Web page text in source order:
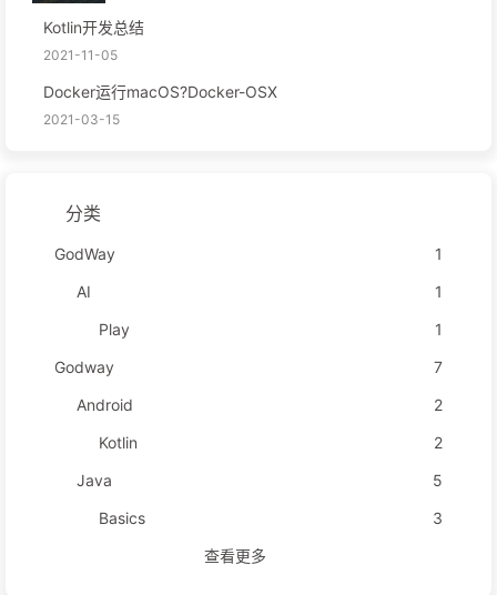
Kotlin开发总结
2021-11-05
Docker运行macOS?Docker-OSX
2021-03-15
分类
GodWay
1
AI
1
Play
1
Godway
7
Android
2
Kotlin
2
Java
5
Basics
3
查看更多